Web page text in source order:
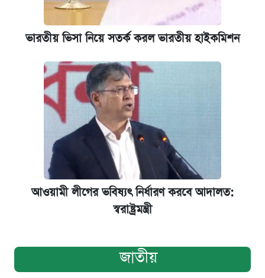
ভারতীয় ভিসা নিয়ে সতর্ক করল ভারতীয় হাইকমিশন
আওয়ামী লীগের ভবিষ্যৎ নির্ধারণ করবে আদালত:
স্বরাষ্ট্রমন্ত্রী
জাতীয়